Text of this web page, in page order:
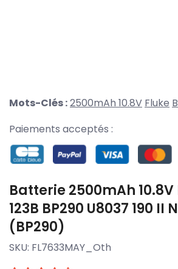
Mots-Clés :2500mAh 10.8V Fluke
Paiements acceptés :
Batterie 2500mAh 10.8V
123B BP290 U8037 190 II
(BP290)
SKU: FL7633MAY_Oth